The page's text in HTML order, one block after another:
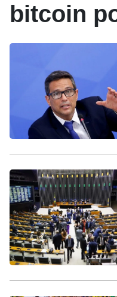
bitcoin